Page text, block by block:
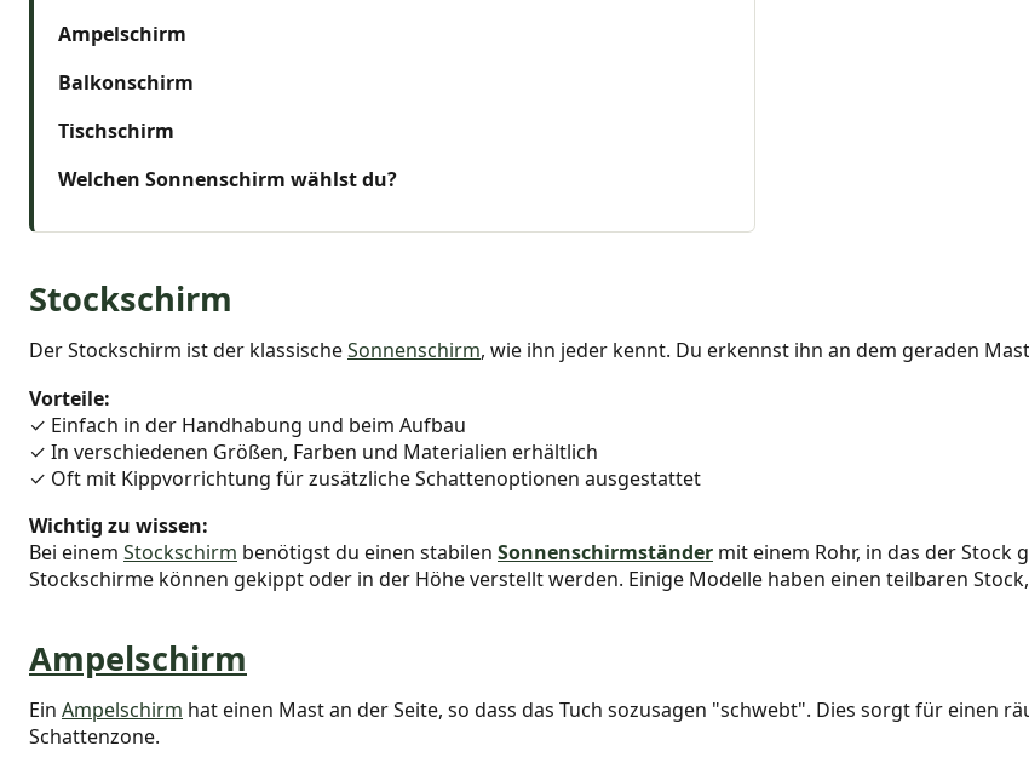
Ampelschirm
Balkonschirm
Tischschirm
Welchen Sonnenschirm wählst du?
Stockschirm
Der Stockschirm ist der klassischeSonnenschirm, wie ihn jeder kennt. Du erkennst ihn an dem geraden
Vorteile:
✓ Einfach in der Handhabung und beim Aufbau
✓ In verschiedenen Größen, Farben und Materialien erhältlich
✓ Oft mit Kippvorrichtung für zusätzliche Schattenoptionen ausgestattet
Wichtig zu wissen:
Bei einem Stockschirm benötigst du einen stabilen Sonnenschirmständer mit einem Rohr, in das der Stock
Stockschirme können gekippt oder in der Höhe verstellt werden. Einige Modelle haben einen teilbaren
Ampelschirm
Ein Ampelschirm hat einen Mast an der Seite, so dass das Tuch sozusagen "schwebt". Dies sorgt für einen
Schattenzone.